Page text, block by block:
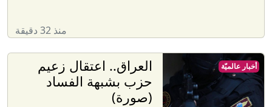
منذ 32 دقيقة
العراق.. اعتقال زعيم
حزب بشبهة الفساد
(صورة)
أخبار عالميّة